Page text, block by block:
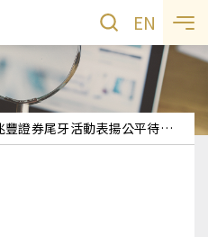
EN
證券尾牙活動表揚公平待客同仁 引領全員強化反詐行動力